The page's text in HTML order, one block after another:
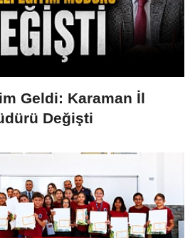
Geldi: Karaman İl
Değişti